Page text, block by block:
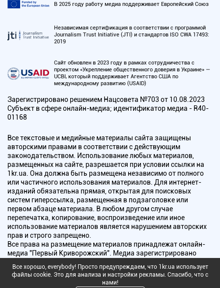
В 2025 году работу медиа поддерживает Европейский Союз
Независимая сертификация в соответствии с программой
Journalism Trust Initiative (JTI) и стандартов ISO CWA 17493:
2019
Сайт обновлен в 2023 году в рамках сотрудничества с
проектом «Укрепление общественного доверия в Украине» —
UCBI, который поддерживает Агентство США по
международному развитию (USAID)
Зарегистрировано решением Нацсовета №703 от 10.08.2023
Субъект в сфере онлайн-медиа; идентификатор медиа - R40-
01168
Все текстовые и медийные материалы сайта защищены
авторскими правами в соответствии с действующим
законодательством. Использование любых материалов,
размещенных на сайте, разрешается при условии ссылки на
1kr.ua. Она должна быть размещена независимо от полного
или частичного использования материалов. Для интернет-
изданий обязательна прямая, открытая для поисковых
систем гиперссылка, размещенная в подзаголовке или
первом абзаце материала. В любом другом случае
перепечатка, копирование, воспроизведение или иное
использование материалов является нарушением авторских
прав и строго запрещено.
Все права на размещение материалов принадлежат онлайн-
медиа "Первый Криворожский". Медиа зарегистрировано
радиовещания.
Все хорошо, everybody! Просто предупреждаем, что 1kr.ua использует
файлы cookie. Это для анализа и настройки рекламы. Спасибо, что с
нами!